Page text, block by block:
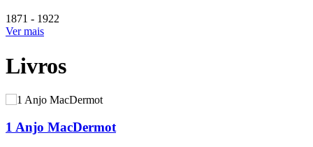
1871 - 1922
Ver mais
Livros
1 Anjo MacDermot